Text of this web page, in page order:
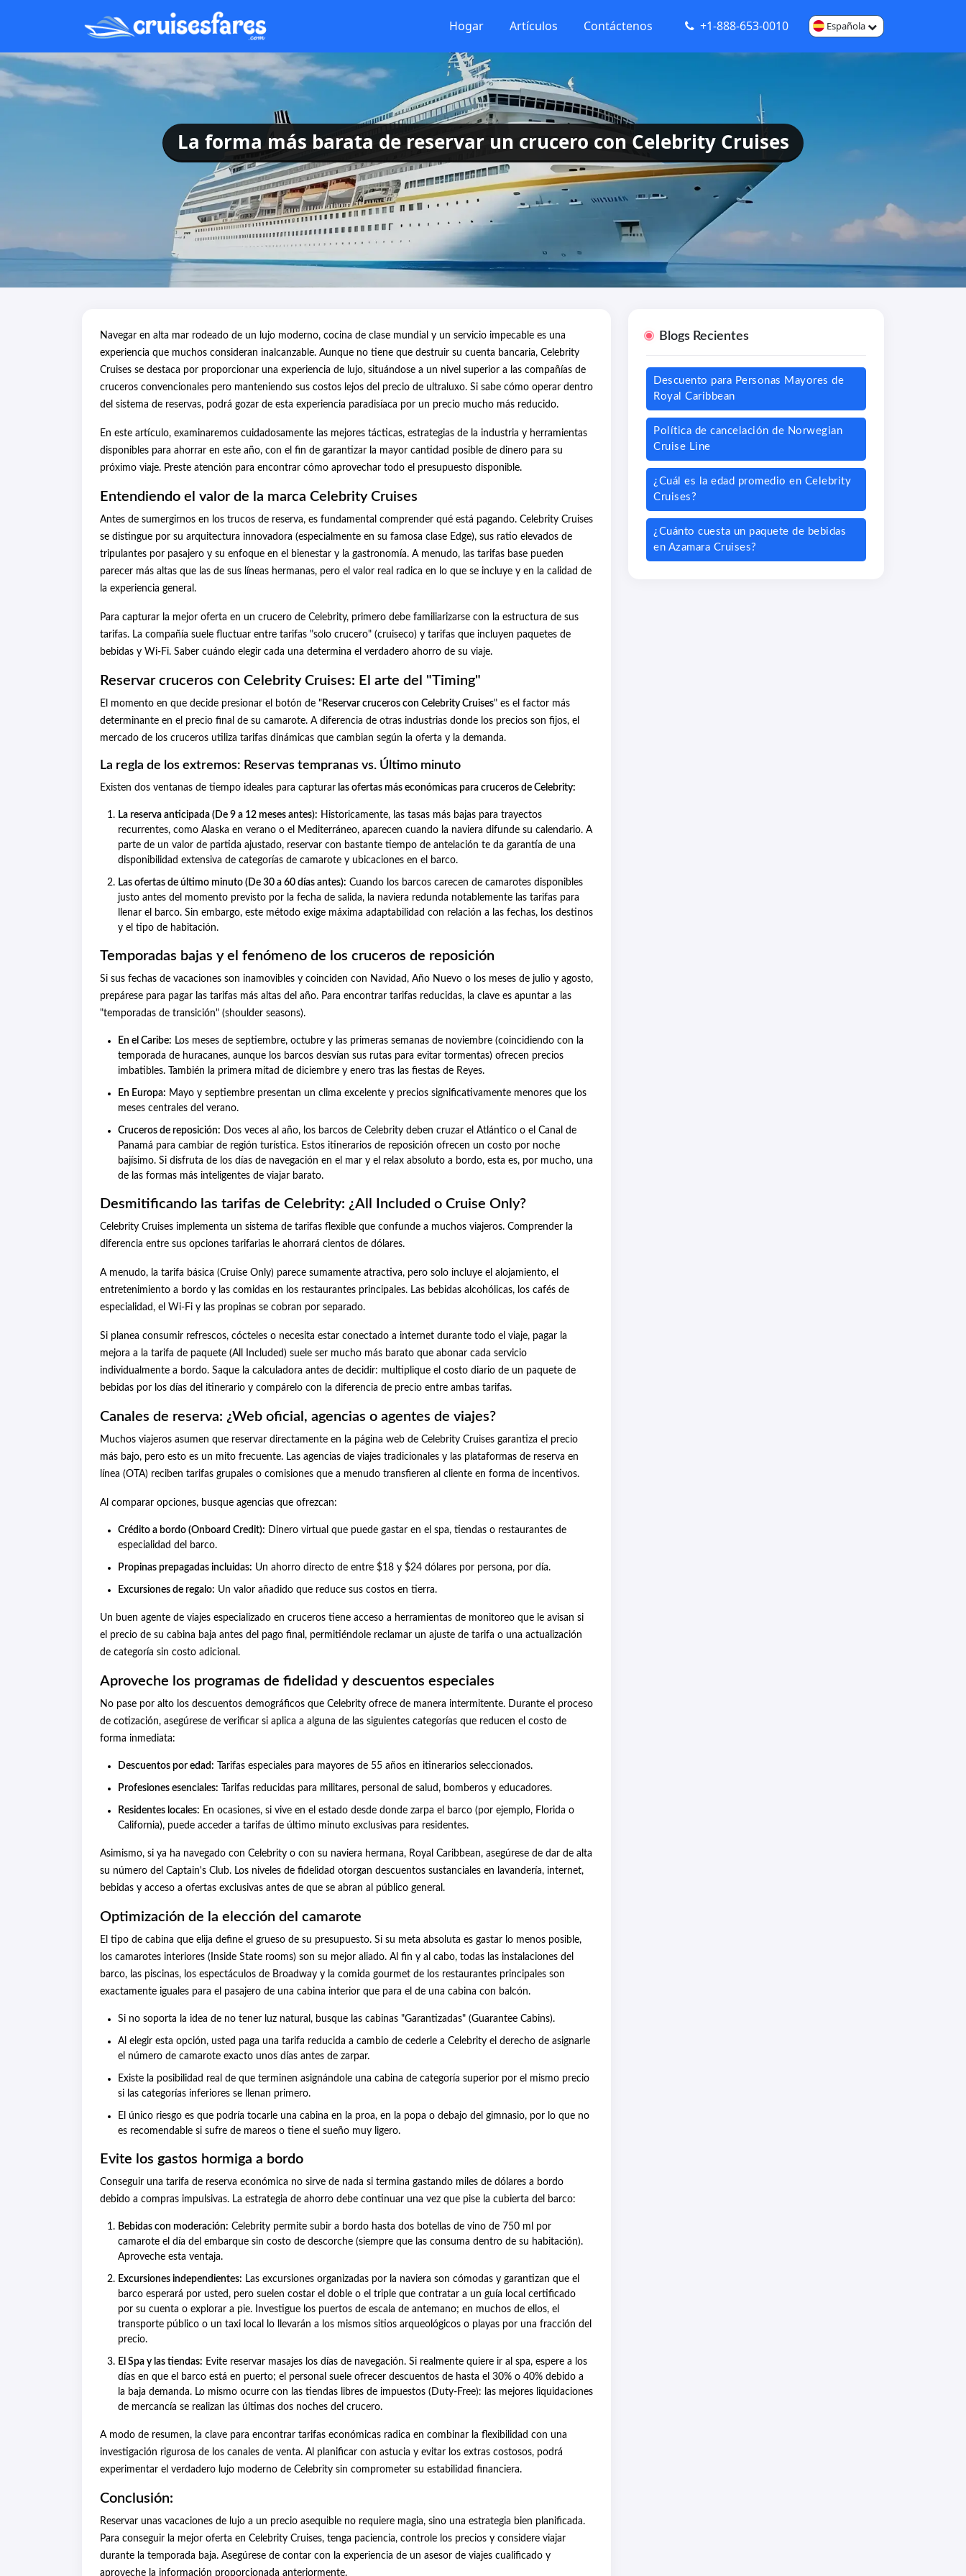
Hogar Artículos Contáctenos +1-888-653-0010 Española
La forma más barata de reservar un crucero con Celebrity Cruises
Navegar en alta mar rodeado de un lujo moderno, cocina de clase mundial y un servicio impecable es una
experiencia que muchos consideran inalcanzable. Aunque no tiene que destruir su cuenta bancaria, Celebrity
Cruises se destaca por proporcionar una experiencia de lujo, situándose a un nivel superior a las compañías de
cruceros convencionales pero manteniendo sus costos lejos del precio de ultraluxo. Si sabe cómo operar dentro
del sistema de reservas, podrá gozar de esta experiencia paradisíaca por un precio mucho más reducido.
En este artículo, examinaremos cuidadosamente las mejores tácticas, estrategias de la industria y herramientas
disponibles para ahorrar en este año, con el fin de garantizar la mayor cantidad posible de dinero para su
próximo viaje. Preste atención para encontrar cómo aprovechar todo el presupuesto disponible.
Entendiendo el valor de la marca Celebrity Cruises
Antes de sumergirnos en los trucos de reserva, es fundamental comprender qué está pagando. Celebrity Cruises
se distingue por su arquitectura innovadora (especialmente en su famosa clase Edge), sus ratio elevados de
tripulantes por pasajero y su enfoque en el bienestar y la gastronomía. A menudo, las tarifas base pueden
parecer más altas que las de sus líneas hermanas, pero el valor real radica en lo que se incluye y en la calidad de
la experiencia general.
Para capturar la mejor oferta en un crucero de Celebrity, primero debe familiarizarse con la estructura de sus
tarifas. La compañía suele fluctuar entre tarifas "solo crucero" (cruiseco) y tarifas que incluyen paquetes de
bebidas y Wi-Fi. Saber cuándo elegir cada una determina el verdadero ahorro de su viaje.
Reservar cruceros con Celebrity Cruises: El arte del "Timing"
El momento en que decide presionar el botón de "Reservar cruceros con Celebrity Cruises" es el factor más
determinante en el precio final de su camarote. A diferencia de otras industrias donde los precios son fijos, el
mercado de los cruceros utiliza tarifas dinámicas que cambian según la oferta y la demanda.
La regla de los extremos: Reservas tempranas vs. Último minuto
Existen dos ventanas de tiempo ideales para capturar las ofertas más económicas para cruceros de Celebrity:
La reserva anticipada (De 9 a 12 meses antes): Historicamente, las tasas más bajas para trayectos
recurrentes, como Alaska en verano o el Mediterráneo, aparecen cuando la naviera difunde su calendario. A
parte de un valor de partida ajustado, reservar con bastante tiempo de antelación te da garantía de una
disponibilidad extensiva de categorías de camarote y ubicaciones en el barco.
Las ofertas de último minuto (De 30 a 60 días antes): Cuando los barcos carecen de camarotes disponibles
justo antes del momento previsto por la fecha de salida, la naviera redunda notablemente las tarifas para
llenar el barco. Sin embargo, este método exige máxima adaptabilidad con relación a las fechas, los destinos
y el tipo de habitación.
Temporadas bajas y el fenómeno de los cruceros de reposición
Si sus fechas de vacaciones son inamovibles y coinciden con Navidad, Año Nuevo o los meses de julio y agosto,
prepárese para pagar las tarifas más altas del año. Para encontrar tarifas reducidas, la clave es apuntar a las
"temporadas de transición" (shoulder seasons).
En el Caribe: Los meses de septiembre, octubre y las primeras semanas de noviembre (coincidiendo con la
temporada de huracanes, aunque los barcos desvían sus rutas para evitar tormentas) ofrecen precios
imbatibles. También la primera mitad de diciembre y enero tras las fiestas de Reyes.
En Europa: Mayo y septiembre presentan un clima excelente y precios significativamente menores que los
meses centrales del verano.
Cruceros de reposición: Dos veces al año, los barcos de Celebrity deben cruzar el Atlántico o el Canal de
Panamá para cambiar de región turística. Estos itinerarios de reposición ofrecen un costo por noche
bajísimo. Si disfruta de los días de navegación en el mar y el relax absoluto a bordo, esta es, por mucho, una
de las formas más inteligentes de viajar barato.
Desmitificando las tarifas de Celebrity: ¿All Included o Cruise Only?
Celebrity Cruises implementa un sistema de tarifas flexible que confunde a muchos viajeros. Comprender la
diferencia entre sus opciones tarifarias le ahorrará cientos de dólares.
A menudo, la tarifa básica (Cruise Only) parece sumamente atractiva, pero solo incluye el alojamiento, el
entretenimiento a bordo y las comidas en los restaurantes principales. Las bebidas alcohólicas, los cafés de
especialidad, el Wi-Fi y las propinas se cobran por separado.
Si planea consumir refrescos, cócteles o necesita estar conectado a internet durante todo el viaje, pagar la
mejora a la tarifa de paquete (All Included) suele ser mucho más barato que abonar cada servicio
individualmente a bordo. Saque la calculadora antes de decidir: multiplique el costo diario de un paquete de
bebidas por los días del itinerario y compárelo con la diferencia de precio entre ambas tarifas.
Canales de reserva: ¿Web oficial, agencias o agentes de viajes?
Muchos viajeros asumen que reservar directamente en la página web de Celebrity Cruises garantiza el precio
más bajo, pero esto es un mito frecuente. Las agencias de viajes tradicionales y las plataformas de reserva en
línea (OTA) reciben tarifas grupales o comisiones que a menudo transfieren al cliente en forma de incentivos.
Al comparar opciones, busque agencias que ofrezcan:
Crédito a bordo (Onboard Credit): Dinero virtual que puede gastar en el spa, tiendas o restaurantes de
especialidad del barco.
Propinas prepagadas incluidas: Un ahorro directo de entre $18 y $24 dólares por persona, por día.
Excursiones de regalo: Un valor añadido que reduce sus costos en tierra.
Un buen agente de viajes especializado en cruceros tiene acceso a herramientas de monitoreo que le avisan si
el precio de su cabina baja antes del pago final, permitiéndole reclamar un ajuste de tarifa o una actualización
de categoría sin costo adicional.
Aproveche los programas de fidelidad y descuentos especiales
No pase por alto los descuentos demográficos que Celebrity ofrece de manera intermitente. Durante el proceso
de cotización, asegúrese de verificar si aplica a alguna de las siguientes categorías que reducen el costo de
forma inmediata:
Descuentos por edad: Tarifas especiales para mayores de 55 años en itinerarios seleccionados.
Profesiones esenciales: Tarifas reducidas para militares, personal de salud, bomberos y educadores.
Residentes locales: En ocasiones, si vive en el estado desde donde zarpa el barco (por ejemplo, Florida o
California), puede acceder a tarifas de último minuto exclusivas para residentes.
Asimismo, si ya ha navegado con Celebrity o con su naviera hermana, Royal Caribbean, asegúrese de dar de alta
su número del Captain's Club. Los niveles de fidelidad otorgan descuentos sustanciales en lavandería, internet,
bebidas y acceso a ofertas exclusivas antes de que se abran al público general.
Optimización de la elección del camarote
El tipo de cabina que elija define el grueso de su presupuesto. Si su meta absoluta es gastar lo menos posible,
los camarotes interiores (Inside State rooms) son su mejor aliado. Al fin y al cabo, todas las instalaciones del
barco, las piscinas, los espectáculos de Broadway y la comida gourmet de los restaurantes principales son
exactamente iguales para el pasajero de una cabina interior que para el de una cabina con balcón.
Si no soporta la idea de no tener luz natural, busque las cabinas "Garantizadas" (Guarantee Cabins).
Al elegir esta opción, usted paga una tarifa reducida a cambio de cederle a Celebrity el derecho de asignarle
el número de camarote exacto unos días antes de zarpar.
Existe la posibilidad real de que terminen asignándole una cabina de categoría superior por el mismo precio
si las categorías inferiores se llenan primero.
El único riesgo es que podría tocarle una cabina en la proa, en la popa o debajo del gimnasio, por lo que no
es recomendable si sufre de mareos o tiene el sueño muy ligero.
Evite los gastos hormiga a bordo
Conseguir una tarifa de reserva económica no sirve de nada si termina gastando miles de dólares a bordo
debido a compras impulsivas. La estrategia de ahorro debe continuar una vez que pise la cubierta del barco:
Bebidas con moderación: Celebrity permite subir a bordo hasta dos botellas de vino de 750 ml por
camarote el día del embarque sin costo de descorche (siempre que las consuma dentro de su habitación).
Aproveche esta ventaja.
Excursiones independientes: Las excursiones organizadas por la naviera son cómodas y garantizan que el
barco esperará por usted, pero suelen costar el doble o el triple que contratar a un guía local certificado
por su cuenta o explorar a pie. Investigue los puertos de escala de antemano; en muchos de ellos, el
transporte público o un taxi local lo llevarán a los mismos sitios arqueológicos o playas por una fracción del
precio.
El Spa y las tiendas: Evite reservar masajes los días de navegación. Si realmente quiere ir al spa, espere a los
días en que el barco está en puerto; el personal suele ofrecer descuentos de hasta el 30% o 40% debido a
la baja demanda. Lo mismo ocurre con las tiendas libres de impuestos (Duty-Free): las mejores liquidaciones
de mercancía se realizan las últimas dos noches del crucero.
A modo de resumen, la clave para encontrar tarifas económicas radica en combinar la flexibilidad con una
investigación rigurosa de los canales de venta. Al planificar con astucia y evitar los extras costosos, podrá
experimentar el verdadero lujo moderno de Celebrity sin comprometer su estabilidad financiera.
Conclusión:
Reservar unas vacaciones de lujo a un precio asequible no requiere magia, sino una estrategia bien planificada.
Para conseguir la mejor oferta en Celebrity Cruises, tenga paciencia, controle los precios y considere viajar
durante la temporada baja. Asegúrese de contar con la experiencia de un asesor de viajes cualificado y
aproveche la información proporcionada anteriormente.
Blogs Recientes
Descuento para Personas Mayores de
Royal Caribbean
Política de cancelación de Norwegian
Cruise Line
¿Cuál es la edad promedio en Celebrity
Cruises?
¿Cuánto cuesta un paquete de bebidas
en Azamara Cruises?